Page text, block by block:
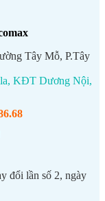
Tây Mỗ, P.Tây
KĐT Dương Nội,
đổi lần số 2, ngày